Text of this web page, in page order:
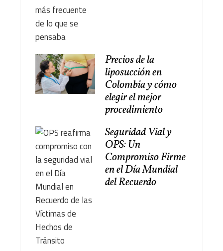
Precios de la
liposucción en
Colombia y cómo
elegir el mejor
procedimiento
Seguridad Vial y
OPS: Un
Compromiso Firme
en el Día Mundial
del Recuerdo